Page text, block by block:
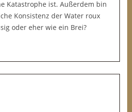
Katastrophe ist. Außerdem bin
Konsistenz der Water roux
oder eher wie ein Brei?